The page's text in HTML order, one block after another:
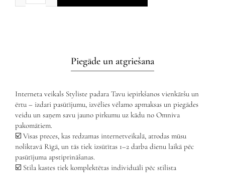
Piegāde un atgriešana
Interneta veikals Styliste padara Tavu iepirkšanos vienkāršu un
ērtu – izdari pasūtījumu, izvēlies vēlamo apmaksas un piegādes
veidu un saņem savu jauno pirkumu uz kādu no Omniva
pakomātiem.
☑️ Visas preces, kas redzamas internetveikalā, atrodas mūsu
noliktavā Rīgā, un tās tiek izsūtītas 1–2 darba dienu laikā pēc
pasūtījuma apstiprināšanas.
☑️ Stila kastes tiek komplektētas individuāli pēc stilista